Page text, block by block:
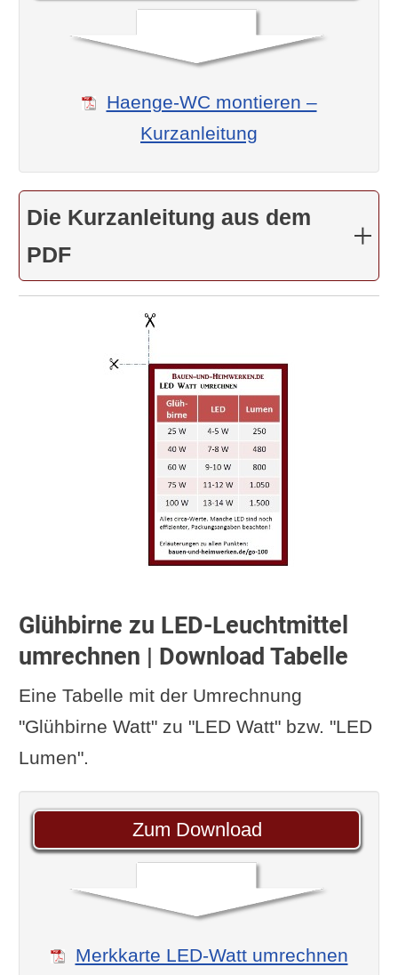
Haenge-WC montieren –
Kurzanleitung
Die Kurzanleitung aus dem
PDF
Glühbirne zu LED-Leuchtmittel
umrechnen | Download Tabelle
Eine Tabelle mit der Umrechnung
"Glühbirne Watt" zu "LED Watt" bzw. "LED
Lumen".
Zum Download
Merkkarte LED-Watt umrechnen